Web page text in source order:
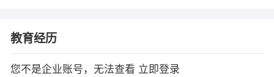
教育经历
您不是企业账号，无法查看 立即登录